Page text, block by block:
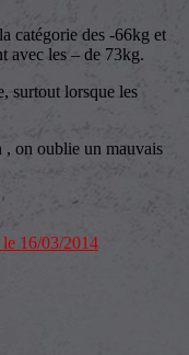
catégorie des -66kg et
avec les – de 73kg.
surtout lorsque les
, on oublie un mauvais
16/03/2014